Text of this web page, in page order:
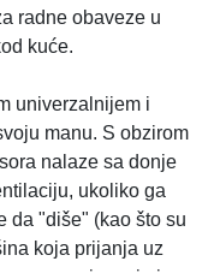
radne obaveze u
kuće.
univerzalnijem i
manu. S obzirom
nalaze sa donje
ukoliko ga
da "diše" (kao što su
koja prijanja uz